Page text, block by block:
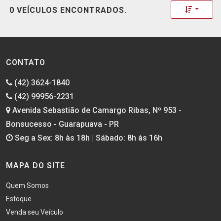
0 VEÍCULOS ENCONTRADOS. Toggle
CONTATO
(42) 3624-1840
(42) 99956-2231
Avenida Sebastião de Camargo Ribas, Nº 953 -
Bonsucesso - Guarapuava - PR
Seg a Sex: 8h às 18h | Sábado: 8h às 16h
MAPA DO SITE
Quem Somos
Estoque
Venda seu Veículo